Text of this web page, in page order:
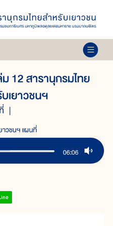
ม 12 สารานุกรมไทย
เยาวชนฯ
าวชนฯ แผนที่
06:06